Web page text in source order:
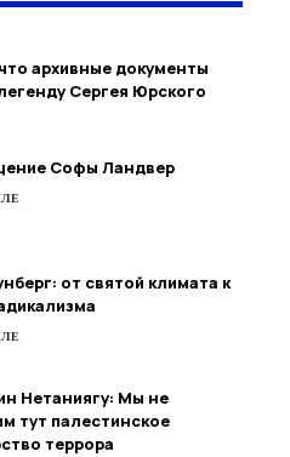
архивные документы
Сергея Юрского
Софы Ландвер
от святой климата к
Нетаниягу: Мы не
тут палестинское
террора